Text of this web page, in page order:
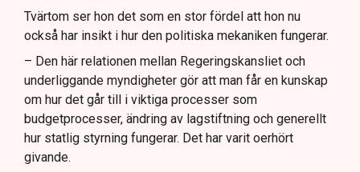
Tvärtom ser hon det som en stor fördel att hon nu
också har insikt i hur den politiska mekaniken fungerar.
– Den här relationen mellan Regeringskansliet och
underliggande myndigheter gör att man får en kunskap
om hur det går till i viktiga processer som
budgetprocesser, ändring av lagstiftning och generellt
hur statlig styrning fungerar. Det har varit oerhört
givande.